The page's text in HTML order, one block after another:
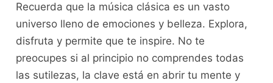
Recuerda que ‌la música clásica es un vasto
universo lleno de emociones y⁢ belleza. Explora,
disfruta y‌ permite que te inspire. No te
preocupes si al principio no comprendes todas
las ⁣sutilezas, la clave‍ está en ​abrir tu ​mente ​y⁢